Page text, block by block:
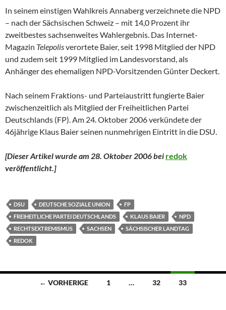
In seinem einstigen Wahlkreis Annaberg verzeichnete die NPD
– nach der Sächsischen Schweiz – mit 14,0 Prozent ihr
zweitbestes sachsenweites Wahlergebnis. Das Internet-
Magazin Telepolisverortete Baier, seit 1998 Mitglied der NPD
und zudem seit 1999 Mitglied im Landesvorstand, als
Anhänger des ehemaligen NPD-Vorsitzenden Günter Deckert.
Nach seinem Fraktions- und Parteiaustritt fungierte Baier
zwischenzeitlich als Mitglied der Freiheitlichen Partei
Deutschlands (FP). Am 24. Oktober 2006 verkündete der
46jährige Klaus Baier seinen nunmehrigen Eintritt in die DSU.
[Dieser Artikel wurde am 28. Oktober 2006 bei redok
veröffentlicht.]
DSU DEUTSCHE SOZIALE UNION
FP
FREIHEITLICHE PARTEI DEUTSCHLANDS
KLAUS BAIER
NPD
RECHTSEXTREMISMUS
SACHSEN
SÄCHSISCHER LANDTAG
REDOK
Beitragsnavigation
← VORHERIGE 1 … 32 33